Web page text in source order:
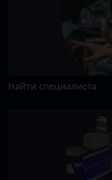
Найти специалиста